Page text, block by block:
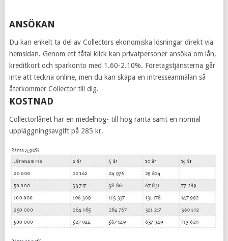
ANSÖKAN
Du kan enkelt ta del av Collectors ekonomiska lösningar direkt via
hemsidan. Genom ett fåtal klick kan privatpersoner ansöka om lån,
kreditkort och sparkonto med 1.60-2.10%. Företagstjänsterna går
inte att teckna online, men du kan skapa en intresseanmälan så
återkommer Collector till dig.
KOSTNAD
Collectorlånet har en medelhög- till hög ränta samt en normal
uppläggningsavgift på 285 kr.